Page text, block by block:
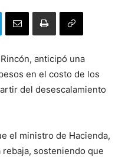
anticipó una
en el costo de los
del desescalamiento
el ministro de Hacienda,
sosteniendo que